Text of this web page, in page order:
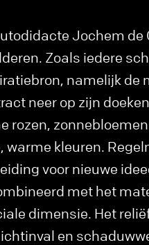
Jochem de
Zoals iedere
namelijk de
neer op zijn
rozen,
warme kleuren.
voor nieuwe
met het
dimensie. Het
en